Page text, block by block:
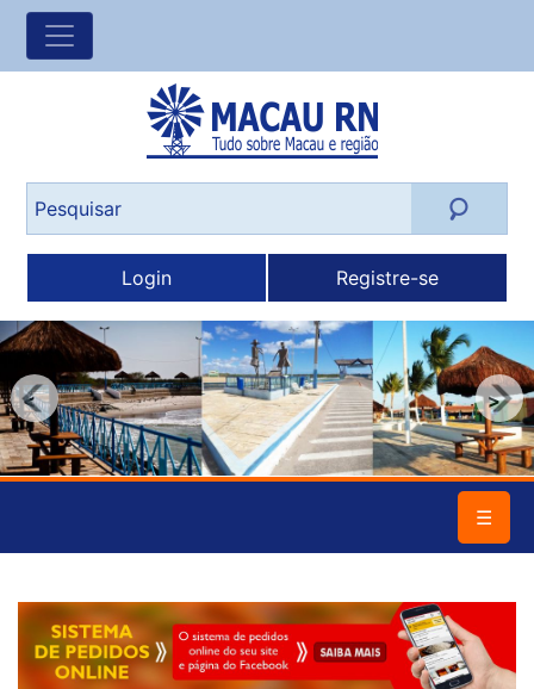
Login Registre-se
< >
☰